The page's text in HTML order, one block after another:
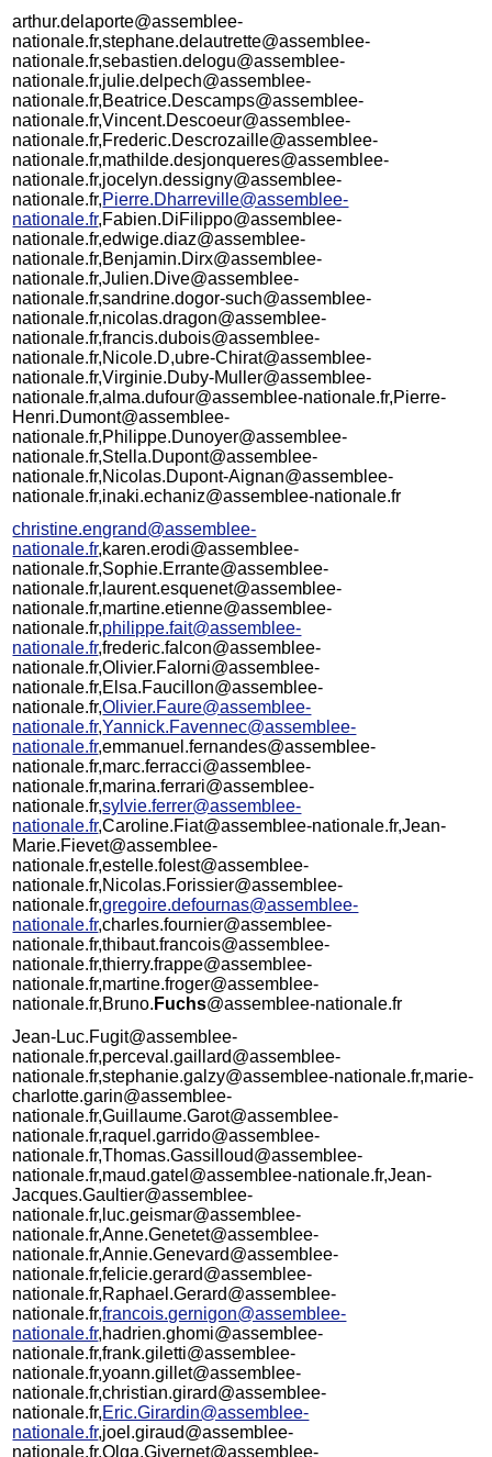
arthur.delaporte@assemblee-
nationale.fr,stephane.delautrette@assemblee-
nationale.fr,sebastien.delogu@assemblee-
nationale.fr,julie.delpech@assemblee-
nationale.fr,Beatrice.Descamps@assemblee-
nationale.fr,Vincent.Descoeur@assemblee-
nationale.fr,Frederic.Descrozaille@assemblee-
nationale.fr,mathilde.desjonqueres@assemblee-
nationale.fr,jocelyn.dessigny@assemblee-
nationale.fr,Pierre.Dharreville@assemblee-
nationale.fr,Fabien.DiFilippo@assemblee-
nationale.fr,edwige.diaz@assemblee-
nationale.fr,Benjamin.Dirx@assemblee-
nationale.fr,Julien.Dive@assemblee-
nationale.fr,sandrine.dogor-such@assemblee-
nationale.fr,nicolas.dragon@assemblee-
nationale.fr,francis.dubois@assemblee-
nationale.fr,Nicole.D,ubre-Chirat@assemblee-
nationale.fr,Virginie.Duby-Muller@assemblee-
nationale.fr,alma.dufour@assemblee-nationale.fr,Pierre-
Henri.Dumont@assemblee-
nationale.fr,Philippe.Dunoyer@assemblee-
nationale.fr,Stella.Dupont@assemblee-
nationale.fr,Nicolas.Dupont-Aignan@assemblee-
nationale.fr,inaki.echaniz@assemblee-nationale.fr
christine.engrand@assemblee-
nationale.fr,karen.erodi@assemblee-
nationale.fr,Sophie.Errante@assemblee-
nationale.fr,laurent.esquenet@assemblee-
nationale.fr,martine.etienne@assemblee-
nationale.fr,philippe.fait@assemblee-
nationale.fr,frederic.falcon@assemblee-
nationale.fr,Olivier.Falorni@assemblee-
nationale.fr,Elsa.Faucillon@assemblee-
nationale.fr,Olivier.Faure@assemblee-
nationale.fr,Yannick.Favennec@assemblee-
nationale.fr,emmanuel.fernandes@assemblee-
nationale.fr,marc.ferracci@assemblee-
nationale.fr,marina.ferrari@assemblee-
nationale.fr,sylvie.ferrer@assemblee-
nationale.fr,Caroline.Fiat@assemblee-nationale.fr,Jean-
Marie.Fievet@assemblee-
nationale.fr,estelle.folest@assemblee-
nationale.fr,Nicolas.Forissier@assemblee-
nationale.fr,gregoire.defournas@assemblee-
nationale.fr,charles.fournier@assemblee-
nationale.fr,thibaut.francois@assemblee-
nationale.fr,thierry.frappe@assemblee-
nationale.fr,martine.froger@assemblee-
nationale.fr,Bruno. Fuchs@assemblee-nationale.fr
Jean-Luc.Fugit@assemblee-
nationale.fr,perceval.gaillard@assemblee-
nationale.fr,stephanie.galzy@assemblee-nationale.fr,marie-
charlotte.garin@assemblee-
nationale.fr,Guillaume.Garot@assemblee-
nationale.fr,raquel.garrido@assemblee-
nationale.fr,Thomas.Gassilloud@assemblee-
nationale.fr,maud.gatel@assemblee-nationale.fr,Jean-
Jacques.Gaultier@assemblee-
nationale.fr,luc.geismar@assemblee-
nationale.fr,Anne.Genetet@assemblee-
nationale.fr,Annie.Genevard@assemblee-
nationale.fr,felicie.gerard@assemblee-
nationale.fr,Raphael.Gerard@assemblee-
nationale.fr,francois.gernigon@assemblee-
nationale.fr,hadrien.ghomi@assemblee-
nationale.fr,frank.giletti@assemblee-
nationale.fr,yoann.gillet@assemblee-
nationale.fr,christian.girard@assemblee-
nationale.fr,Eric.Girardin@assemblee-
nationale.fr,joel.giraud@assemblee-
nationale.fr,Olga.Givernet@assemblee-